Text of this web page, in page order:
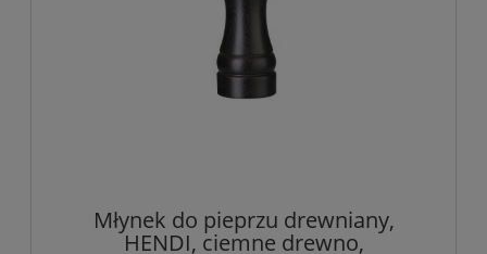
Młynek do pieprzu drewniany,
HENDI, ciemne drewno,